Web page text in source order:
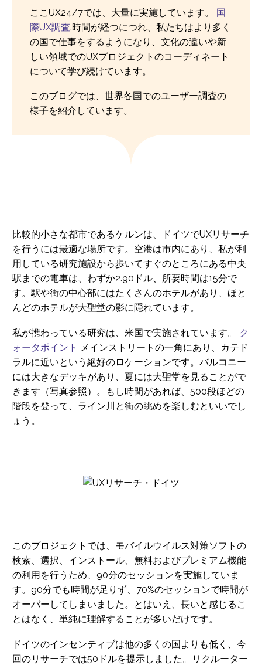
ここUX24/7では、大量に実施しています。 国
際UX調査.時間が経つにつれ、私たちはより多く
の国で仕事をするようになり、文化の違いや新
しい領域でのUXプロジェクトのコーディネート
について学び続けています。
このブログでは、世界各国でのユーザー調査の
様子を紹介しています。
比較的小さな都市であるケルンは、ドイツでUXリサーチ
を行うには最適な場所です。空港は市内にあり、私が利
用している研究施設から歩いてすぐのところにある中央
駅までの電車は、わずか2.90ドル、所要時間は15分で
す。駅や街の中心部にはたくさんのホテルがあり、ほと
んどのホテルが大聖堂の影に隠れています。
私が携わっている研究は、米国で実施されています。
ク
ォータポイント
メインストリートの一角にあり、カテド
ラルに近いという絶好のロケーションです。バルコニー
には大きなデッキがあり、夏には大聖堂を見ることがで
きます（写真参照）。もし時間があれば、500段ほどの
階段を登って、ライン川と街の眺めを楽しむといいでし
ょう。
このプロジェクトでは、モバイルウイルス対策ソフトの
検索、選択、インストール、無料およびプレミアム機能
の利用を行うため、90分のセッションを実施していま
す。90分でも時間が足りず、70%のセッションで時間が
オーバーしてしまいました。とはいえ、長いと感じるこ
とはなく、単純に理解することが多いだけです。
ドイツのインセンティブは他の多くの国よりも低く、今
回のリサーチでは50ドルを提示しました。リクルーター